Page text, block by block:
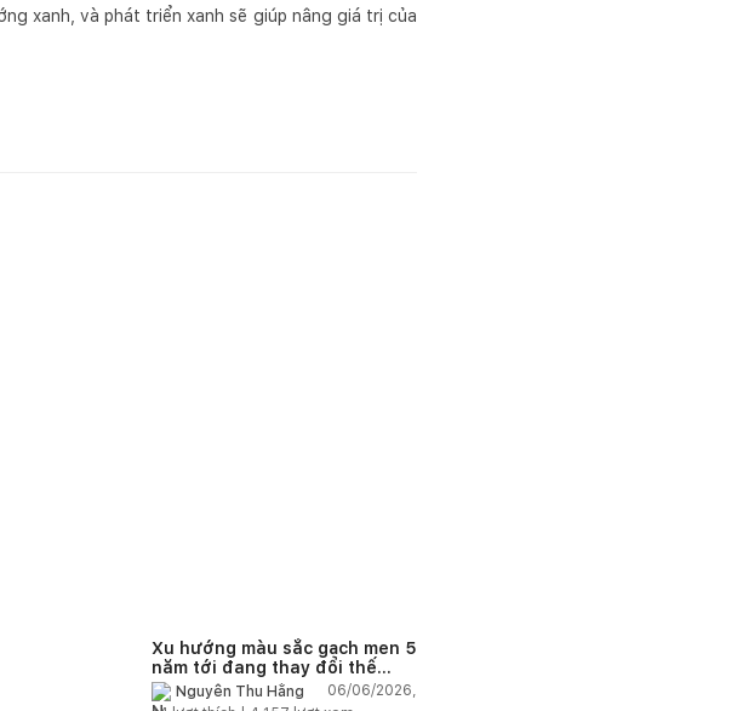
xanh, và phát triển xanh sẽ giúp nâng giá trị của
Xu hướng màu sắc gạch men 5
năm tới đang thay đổi thế
nào?Nguyễn Thu Hằng
06/06/2026,